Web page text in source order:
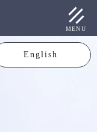
MENU
English